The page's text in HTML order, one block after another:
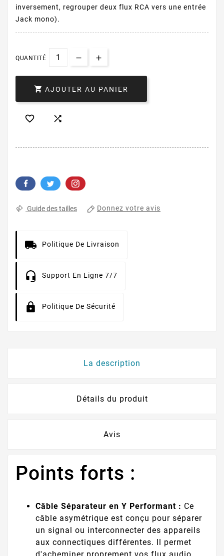
inversement, regrouper deux flux RCA vers une entrée
Jack mono).
QUANTITÉ
 AJOUTER AU PANIER
 
Guide des tailles Donnez votre avis
Politique De Livraison
Support En Ligne 7/7
Politique De Sécurité
La description
Détails du produit
Avis
Points forts :
Câble Séparateur en Y Performant : Ce
câble asymétrique est conçu pour séparer
un signal ou interconnecter des appareils
aux connectiques différentes. Il permet
d'acheminer proprement vos flux audio